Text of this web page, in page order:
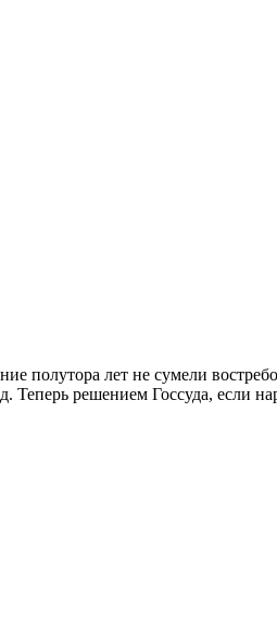
полутора лет не сумели
Теперь решением Госсуда, если